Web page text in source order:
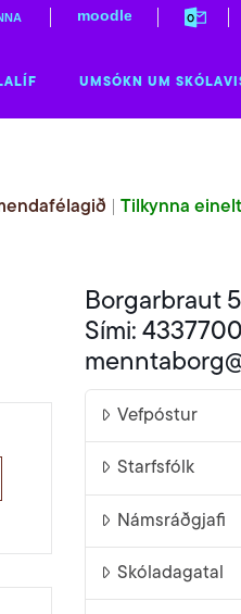
moodle
UMSÓKN UM
Tilkynna
Borgarbraut
Sími: 4337700
Vefpóstur
Starfsfólk
Námsráðgjafi
Skóladagatal